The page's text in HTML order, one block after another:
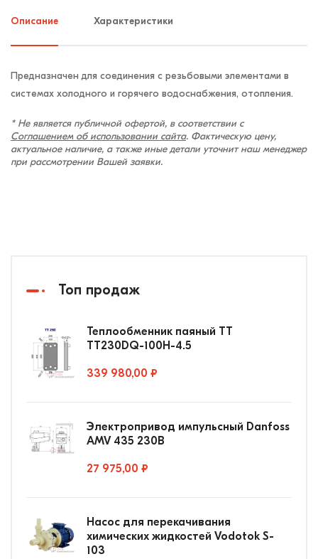
Описание Характеристики
Предназначен для соединения с резьбовыми элементами в
системах холодного и горячего водоснабжения, отопления.
* Не является публичной офертой, в соответствии с
Соглашением об использовании сайта. Фактическую цену,
актуальное наличие, а также иные детали уточнит наш менеджер
при рассмотрении Вашей заявки.
Топ продаж
Теплообменник паяный ТТ
ТТ230DQ-100Н-4.5
339 980,00 ₽
Электропривод импульсный Danfoss
AMV 435 230В
27 975,00 ₽
Насос для перекачивания
химических жидкостей Vodotok S-
103